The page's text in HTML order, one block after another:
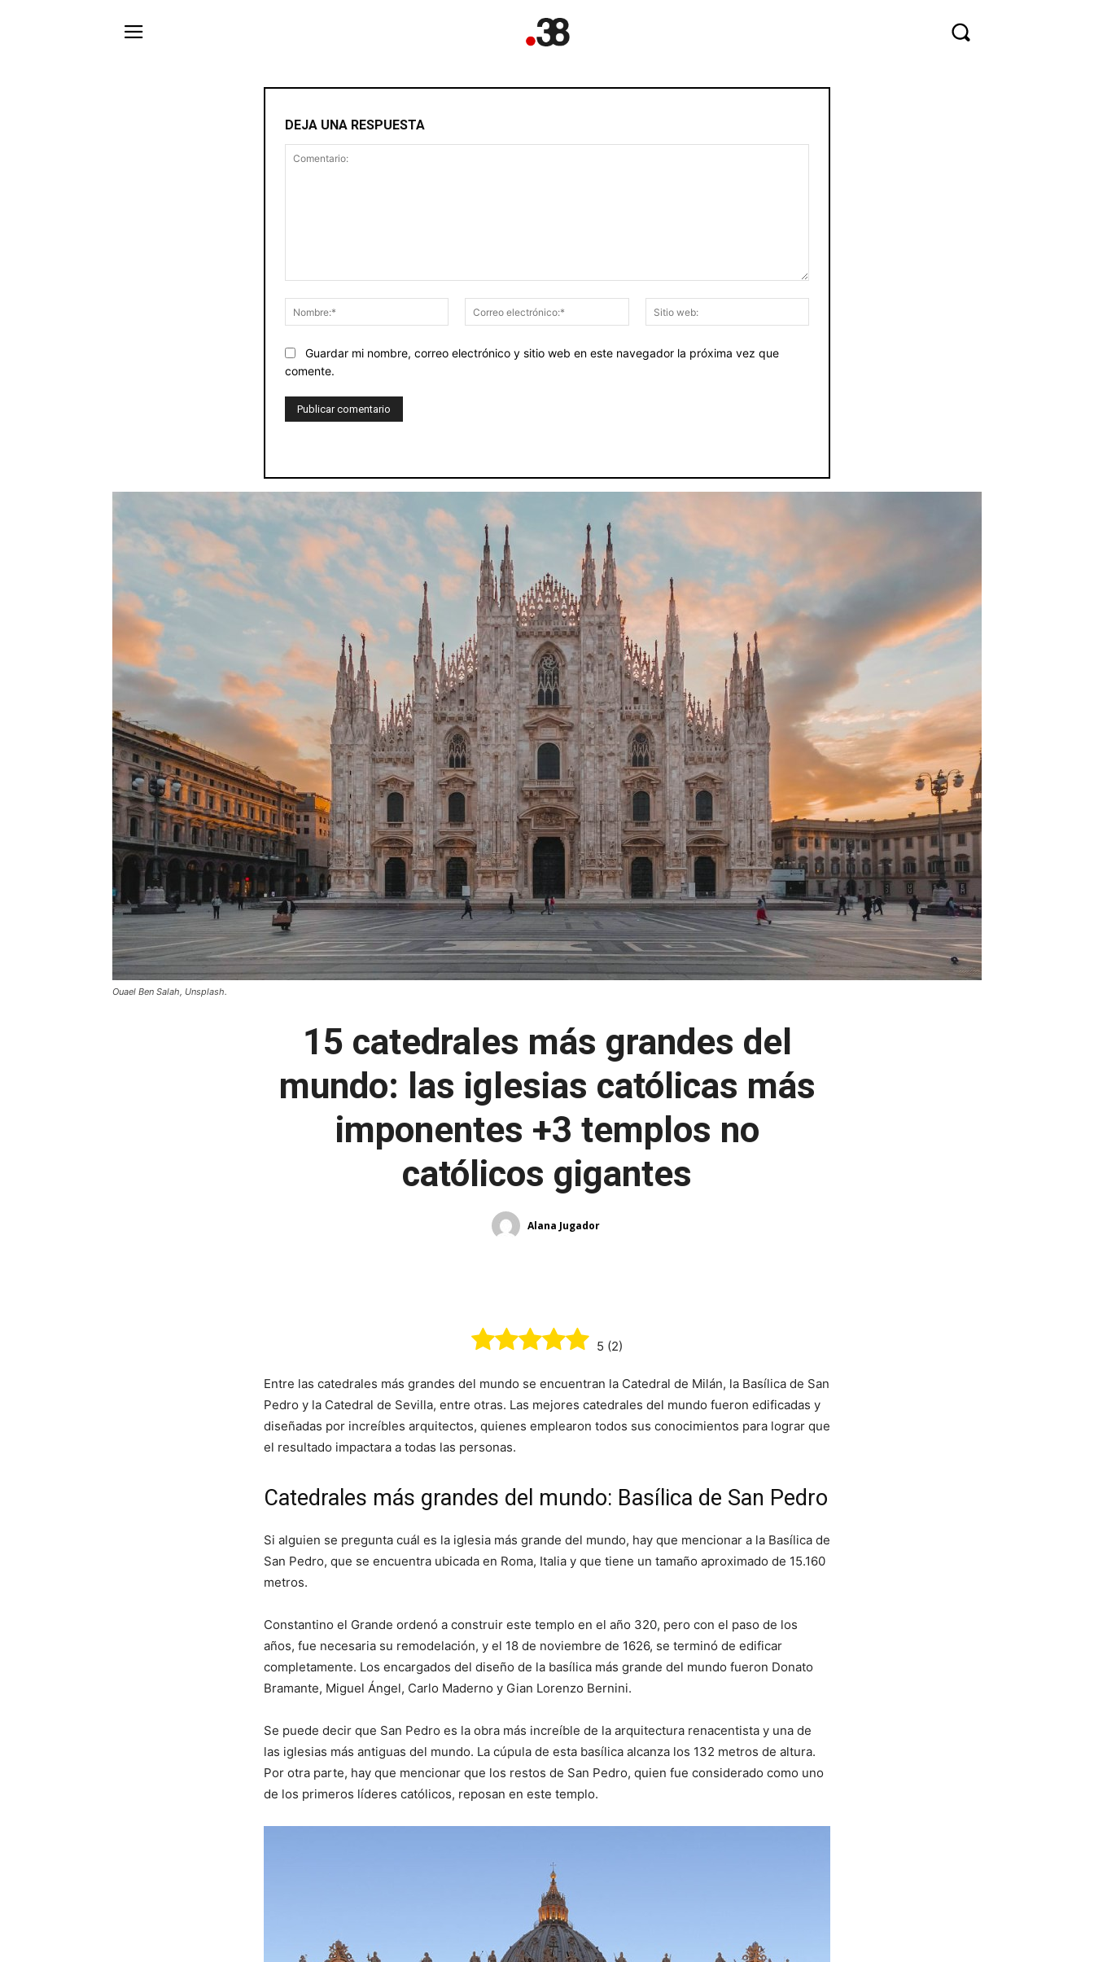
DEJA UNA RESPUESTA
Nombre:*
Correo
electrónico:*
web:
Guardar mi nombre, correo electrónico y sitio web en este navegador la próxima vez que
comente.
Ouael Ben Salah, Unsplash.
15 catedrales más grandes del
mundo: las iglesias católicas más
imponentes +3 templos no
católicos gigantes
Alana Jugador
5 (2)
Entre las catedrales más grandes del mundo se encuentran la Catedral de Milán, la Basílica de San
Pedro y la Catedral de Sevilla, entre otras. Las mejores catedrales del mundo fueron edificadas y
diseñadas por increíbles arquitectos, quienes emplearon todos sus conocimientos para lograr que
el resultado impactara a todas las personas.
Catedrales más grandes del mundo: Basílica de San Pedro
Si alguien se pregunta cuál es la iglesia más grande del mundo, hay que mencionar a la Basílica de
San Pedro, que se encuentra ubicada en Roma, Italia y que tiene un tamaño aproximado de 15.160
metros.
Constantino el Grande ordenó a construir este templo en el año 320, pero con el paso de los
años, fue necesaria su remodelación, y el 18 de noviembre de 1626, se terminó de edificar
completamente. Los encargados del diseño de la basílica más grande del mundo fueron Donato
Bramante, Miguel Ángel, Carlo Maderno y Gian Lorenzo Bernini.
Se puede decir que San Pedro es la obra más increíble de la arquitectura renacentista y una de
las iglesias más antiguas del mundo. La cúpula de esta basílica alcanza los 132 metros de altura.
Por otra parte, hay que mencionar que los restos de San Pedro, quien fue considerado como uno
de los primeros líderes católicos, reposan en este templo.